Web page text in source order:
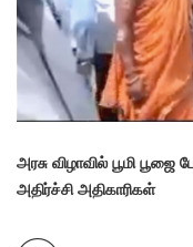
அரசு விழாவில் பூமி
அதிர்ச்சி அதிகாரிகள்